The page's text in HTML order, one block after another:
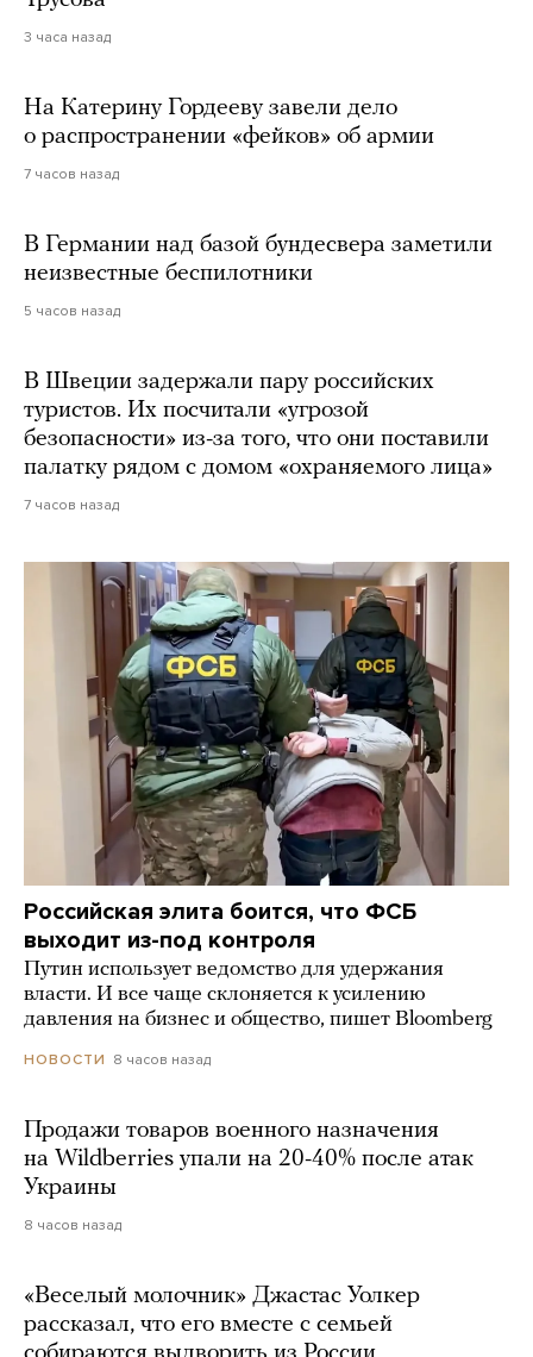
3 часа назад
На Катерину Гордееву завели дело
о распространении «фейков» об армии
7 часов назад
В Германии над базой бундесвера заметили
неизвестные беспилотники
5 часов назад
В Швеции задержали пару российских
туристов. Их посчитали «угрозой
безопасности» из-за того, что они поставили
палатку рядом с домом «охраняемого лица»
7 часов назад
Российская элита боится, что ФСБ
выходит из-под контроля
Путин использует ведомство для удержания
власти. И все чаще склоняется к усилению
давления на бизнес и общество, пишет Bloomberg
НОВОСТИ 8 часов назад
Продажи товаров военного назначения
на Wildberries упали на 20-40% после атак
Украины
8 часов назад
«Веселый молочник» Джастас Уолкер
рассказал, что его вместе с семьей